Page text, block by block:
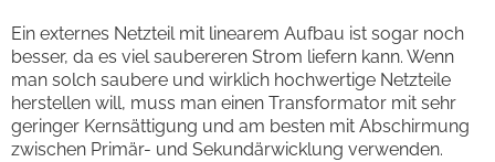
Ein externes Netzteil mit linearem Aufbau ist sogar noch
besser, da es viel saubereren Strom liefern kann. Wenn
man solch saubere und wirklich hochwertige Netzteile
herstellen will, muss man einen Transformator mit sehr
geringer Kernsättigung und am besten mit Abschirmung
zwischen Primär- und Sekundärwicklung verwenden.